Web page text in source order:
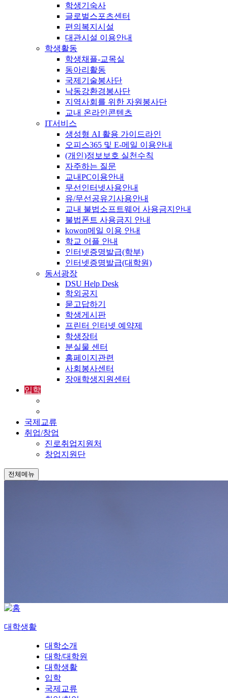
학생기숙사
글로벌스포츠센터
편의복지시설
대관시설 이용안내
학생활동
학생채플-교목실
동아리활동
국제기술봉사단
낙동강환경봉사단
지역사회를 위한 자원봉사단
교내 온라인콘텐츠
IT서비스
생성형 AI 활용 가이드라인
오피스365 및 E-메일 이용안내
(개인)정보보호 실천수칙
자주하는 질문
교내PC이용안내
무선인터넷사용안내
유/무선공유기사용안내
교내 불법소프트웨어 사용금지안내
불법폰트 사용금지 안내
kowon메일 이용 안내
학교 어플 안내
인터넷증명발급(학부)
인터넷증명발급(대학원)
동서광장
DSU Help Desk
학외공지
묻고답하기
학생게시판
프린터 인터넷 예약제
학생장터
분실물 센터
홈페이지관련
사회봉사센터
장애학생지원센터
입학
국제교류
취업/창업
진로취업지원처
창업지원단
전체메뉴
대학생활
대학소개
대학/대학원
대학생활
입학
국제교류